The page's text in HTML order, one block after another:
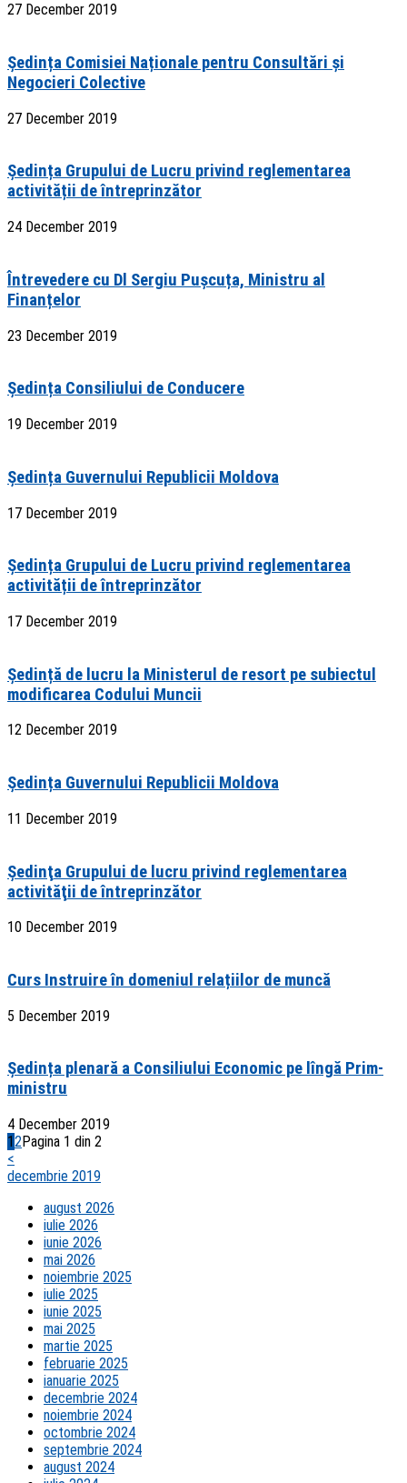
27 December 2019
Ședința Comisiei Naționale pentru Consultări și
Negocieri Colective
27 December 2019
Ședința Grupului de Lucru privind reglementarea
activității de întreprinzător
24 December 2019
Întrevedere cu Dl Sergiu Pușcuța, Ministru al
Finanțelor
23 December 2019
Ședința Consiliului de Conducere
19 December 2019
Ședința Guvernului Republicii Moldova
17 December 2019
Ședința Grupului de Lucru privind reglementarea
activității de întreprinzător
17 December 2019
Ședință de lucru la Ministerul de resort pe subiectul
modificarea Codului Muncii
12 December 2019
Ședința Guvernului Republicii Moldova
11 December 2019
Şedinţa Grupului de lucru privind reglementarea
activităţii de întreprinzător
10 December 2019
Curs Instruire în domeniul relațiilor de muncă
5 December 2019
Ședința plenară a Consiliului Economic pe lîngă Prim-
ministru
4 December 2019
12Pagina 1 din 2
<
decembrie 2019
august 2026
iulie 2026
iunie 2026
mai 2026
noiembrie 2025
iulie 2025
iunie 2025
mai 2025
martie 2025
februarie 2025
ianuarie 2025
decembrie 2024
noiembrie 2024
octombrie 2024
septembrie 2024
august 2024